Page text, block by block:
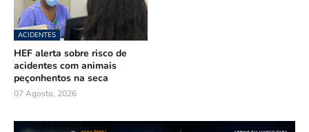
ACIDENTES
HEF alerta sobre risco de
acidentes com animais
peçonhentos na seca
07 Agosto, 2026